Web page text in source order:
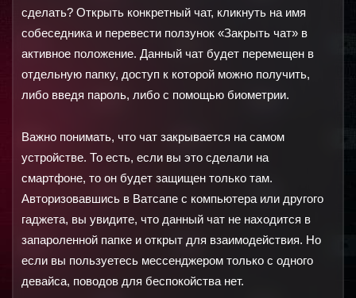
сделать? Открыть конкретный чат, кликнуть на имя
собеседника и перевести ползунок «Закрыть чат» в
активное положение. Данный чат будет перемещен в
отдельную папку, доступ к которой можно получить,
либо введя пароль, либо с помощью биометрии.
Важно понимать, что чат закрывается на самом
устройстве. То есть, если вы это сделали на
смартфоне, то он будет защищен только там.
Авторизовавшись в Ватсапе с компьютера или другого
гаджета, вы увидите, что данный чат не находится в
запароленной папке и открыт для взаимодействия. Но
если вы пользуетесь мессенджером только с одного
девайса, поводов для беспокойства нет.